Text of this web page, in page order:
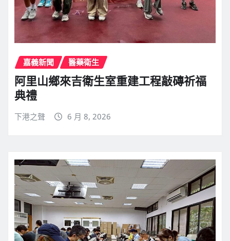
嘉義新聞 醫藥衛生
阿里山鄉來吉衛生室重建工程敲磚祈福
典禮
下港之聲 6 月 8, 2026